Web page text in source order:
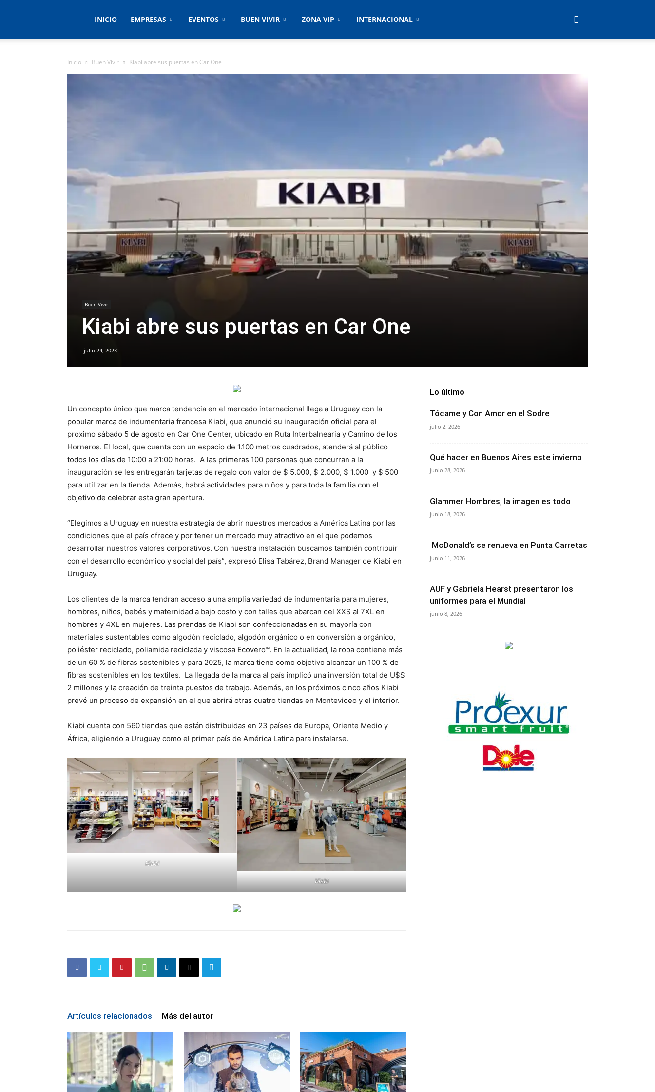
Empresas
&
INICIO EMPRESAS EVENTOS BUEN VIVIR ZONA VIP INTERNACIONAL
Inicio Buen Vivir Kiabi abre sus puertas en Car One
Buen Vivir
Kiabi abre sus puertas en Car One
julio 24, 2023
Un concepto único que marca tendencia en el mercado internacional llega a Uruguay con la
popular marca de indumentaria francesa Kiabi, que anunció su inauguración oficial para el
próximo sábado 5 de agosto en Car One Center, ubicado en Ruta Interbalnearia y Camino de los
Horneros. El local, que cuenta con un espacio de 1.100 metros cuadrados, atenderá al público
todos los días de 10:00 a 21:00 horas. A las primeras 100 personas que concurran a la
inauguración se les entregarán tarjetas de regalo con valor de $ 5.000, $ 2.000, $ 1.000 y $ 500
para utilizar en la tienda. Además, habrá actividades para niños y para toda la familia con el
objetivo de celebrar esta gran apertura.
“Elegimos a Uruguay en nuestra estrategia de abrir nuestros mercados a América Latina por las
condiciones que el país ofrece y por tener un mercado muy atractivo en el que podemos
desarrollar nuestros valores corporativos. Con nuestra instalación buscamos también contribuir
con el desarrollo económico y social del país”, expresó Elisa Tabárez, Brand Manager de Kiabi en
Uruguay.
Los clientes de la marca tendrán acceso a una amplia variedad de indumentaria para mujeres,
hombres, niños, bebés y maternidad a bajo costo y con talles que abarcan del XXS al 7XL en
hombres y 4XL en mujeres. Las prendas de Kiabi son confeccionadas en su mayoría con
materiales sustentables como algodón reciclado, algodón orgánico o en conversión a orgánico,
poliéster reciclado, poliamida reciclada y viscosa Ecovero™. En la actualidad, la ropa contiene más
de un 60 % de fibras sostenibles y para 2025, la marca tiene como objetivo alcanzar un 100 % de
fibras sostenibles en los textiles. La llegada de la marca al país implicó una inversión total de U$S
2 millones y la creación de treinta puestos de trabajo. Además, en los próximos cinco años Kiabi
prevé un proceso de expansión en el que abrirá otras cuatro tiendas en Montevideo y el interior.
Kiabi cuenta con 560 tiendas que están distribuidas en 23 países de Europa, Oriente Medio y
África, eligiendo a Uruguay como el primer país de América Latina para instalarse.
Kiabi
Kiabi
Artículos relacionados Más del autor
Lo último
Tócame y Con Amor en el Sodre
julio 2, 2026
Qué hacer en Buenos Aires este invierno
junio 28, 2026
Glammer Hombres, la imagen es todo
junio 18, 2026
McDonald’s se renueva en Punta Carretas
junio 11, 2026
AUF y Gabriela Hearst presentaron los
uniformes para el Mundial
junio 8, 2026